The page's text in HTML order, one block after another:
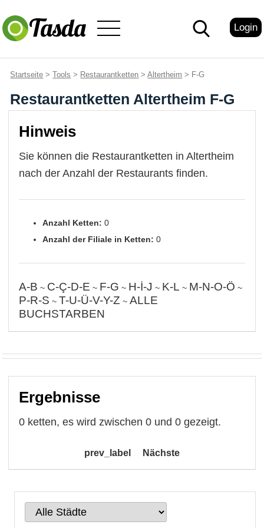
Login
Startseite >Tools > Restaurantketten >Altertheim > F-G
Restaurantketten Altertheim F-G
Hinweis
Sie können die Restaurantketten in Altertheim
nach der Anzahl der Restaurants finden.
Anzahl Ketten: 0
Anzahl der Filiale in Ketten: 0
A-B ~ C-Ç-D-E ~ F-G ~ H-İ-J ~ K-L ~ M-N-O-Ö ~
P-R-S ~ T-U-Ü-V-Y-Z ~ALLE
BUCHSTARBEN
Ergebnisse
0 ketten, es wird zwischen 0 und 0 gezeigt.
prev_label Nächste